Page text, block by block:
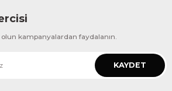
kampanyalardan faydalanın.
KAYDET